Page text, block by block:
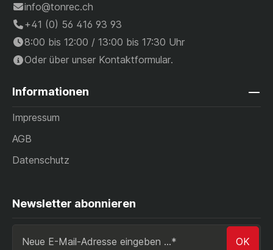
info@tonrec.ch
+41 (0) 56 416 93 93
8:00 bis 12:00 / 13:00 bis 17:30 Uhr
Oder über unser Kontaktformular.
Informationen
Impressum
AGB
Datenschutz
Newsletter abonnieren
OK